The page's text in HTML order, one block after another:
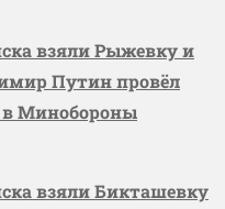
взяли Рыжевку и
Путин провёл
в Минобороны
взяли Бикташевку